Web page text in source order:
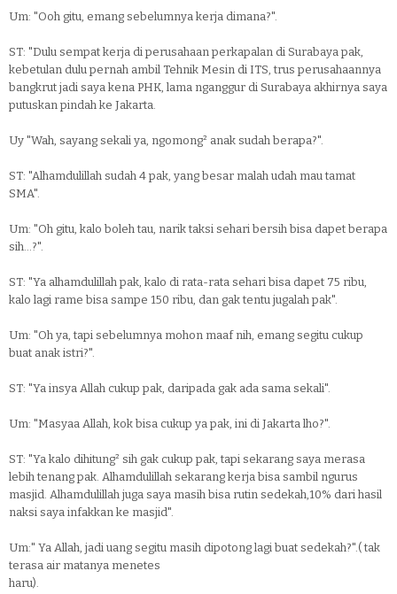
Um: "Ooh gitu, emang sebelumnya kerja dimana?".
ST: "Dulu sempat kerja di perusahaan perkapalan di Surabaya pak,
kebetulan dulu pernah ambil Tehnik Mesin di ITS, trus perusahaannya
bangkrut jadi saya kena PHK, lama nganggur di Surabaya akhirnya saya
putuskan pindah ke Jakarta.
Uy "Wah, sayang sekali ya, ngomong² anak sudah berapa?".
ST: "Alhamdulillah sudah 4 pak, yang besar malah udah mau tamat
SMA".
Um: "Oh gitu, kalo boleh tau, narik taksi sehari bersih bisa dapet berapa
sih...?".
ST: "Ya alhamdulillah pak, kalo di rata-rata sehari bisa dapet 75 ribu,
kalo lagi rame bisa sampe 150 ribu, dan gak tentu jugalah pak".
Um: "Oh ya, tapi sebelumnya mohon maaf nih, emang segitu cukup
buat anak istri?".
ST: "Ya insya Allah cukup pak, daripada gak ada sama sekali".
Um: "Masyaa Allah, kok bisa cukup ya pak, ini di Jakarta lho?".
ST: "Ya kalo dihitung² sih gak cukup pak, tapi sekarang saya merasa
lebih tenang pak. Alhamdulillah sekarang kerja bisa sambil ngurus
masjid. Alhamdulillah juga saya masih bisa rutin sedekah,10% dari hasil
naksi saya infakkan ke masjid".
Um:" Ya Allah, jadi uang segitu masih dipotong lagi buat sedekah?".( tak
terasa air matanya menetes
haru).